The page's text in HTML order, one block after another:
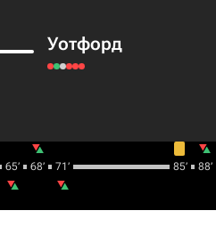
Уотфорд
65‎’‎ 68‎’‎ 71‎’‎ 85‎’‎ 88‎’‎